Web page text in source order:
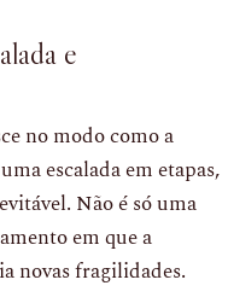
e
no modo como a
escalada em etapas,
Não é só uma
em que a
novas fragilidades.